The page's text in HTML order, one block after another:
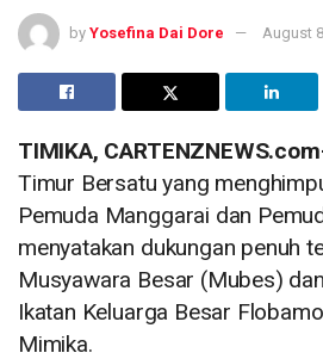
by Yosefina Dai Dore August
TIMIKA,
Timur Bersatu yang
Pemuda Manggarai dan
menyatakan dukungan penuh
Musyawara Besar (Mubes)
Ikatan Keluarga Besar
Mimika.